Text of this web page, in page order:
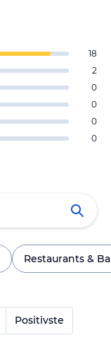
18
2
0
0
0
0
Restaurants &
Positivste